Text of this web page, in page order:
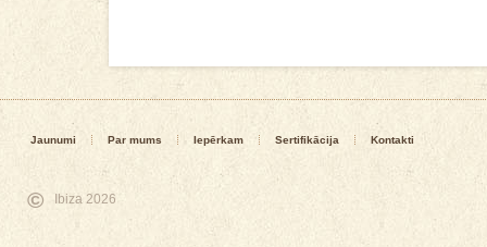
Jaunumi Par mums Iepērkam Sertifikācija Kontakti
© Ibiza 2026